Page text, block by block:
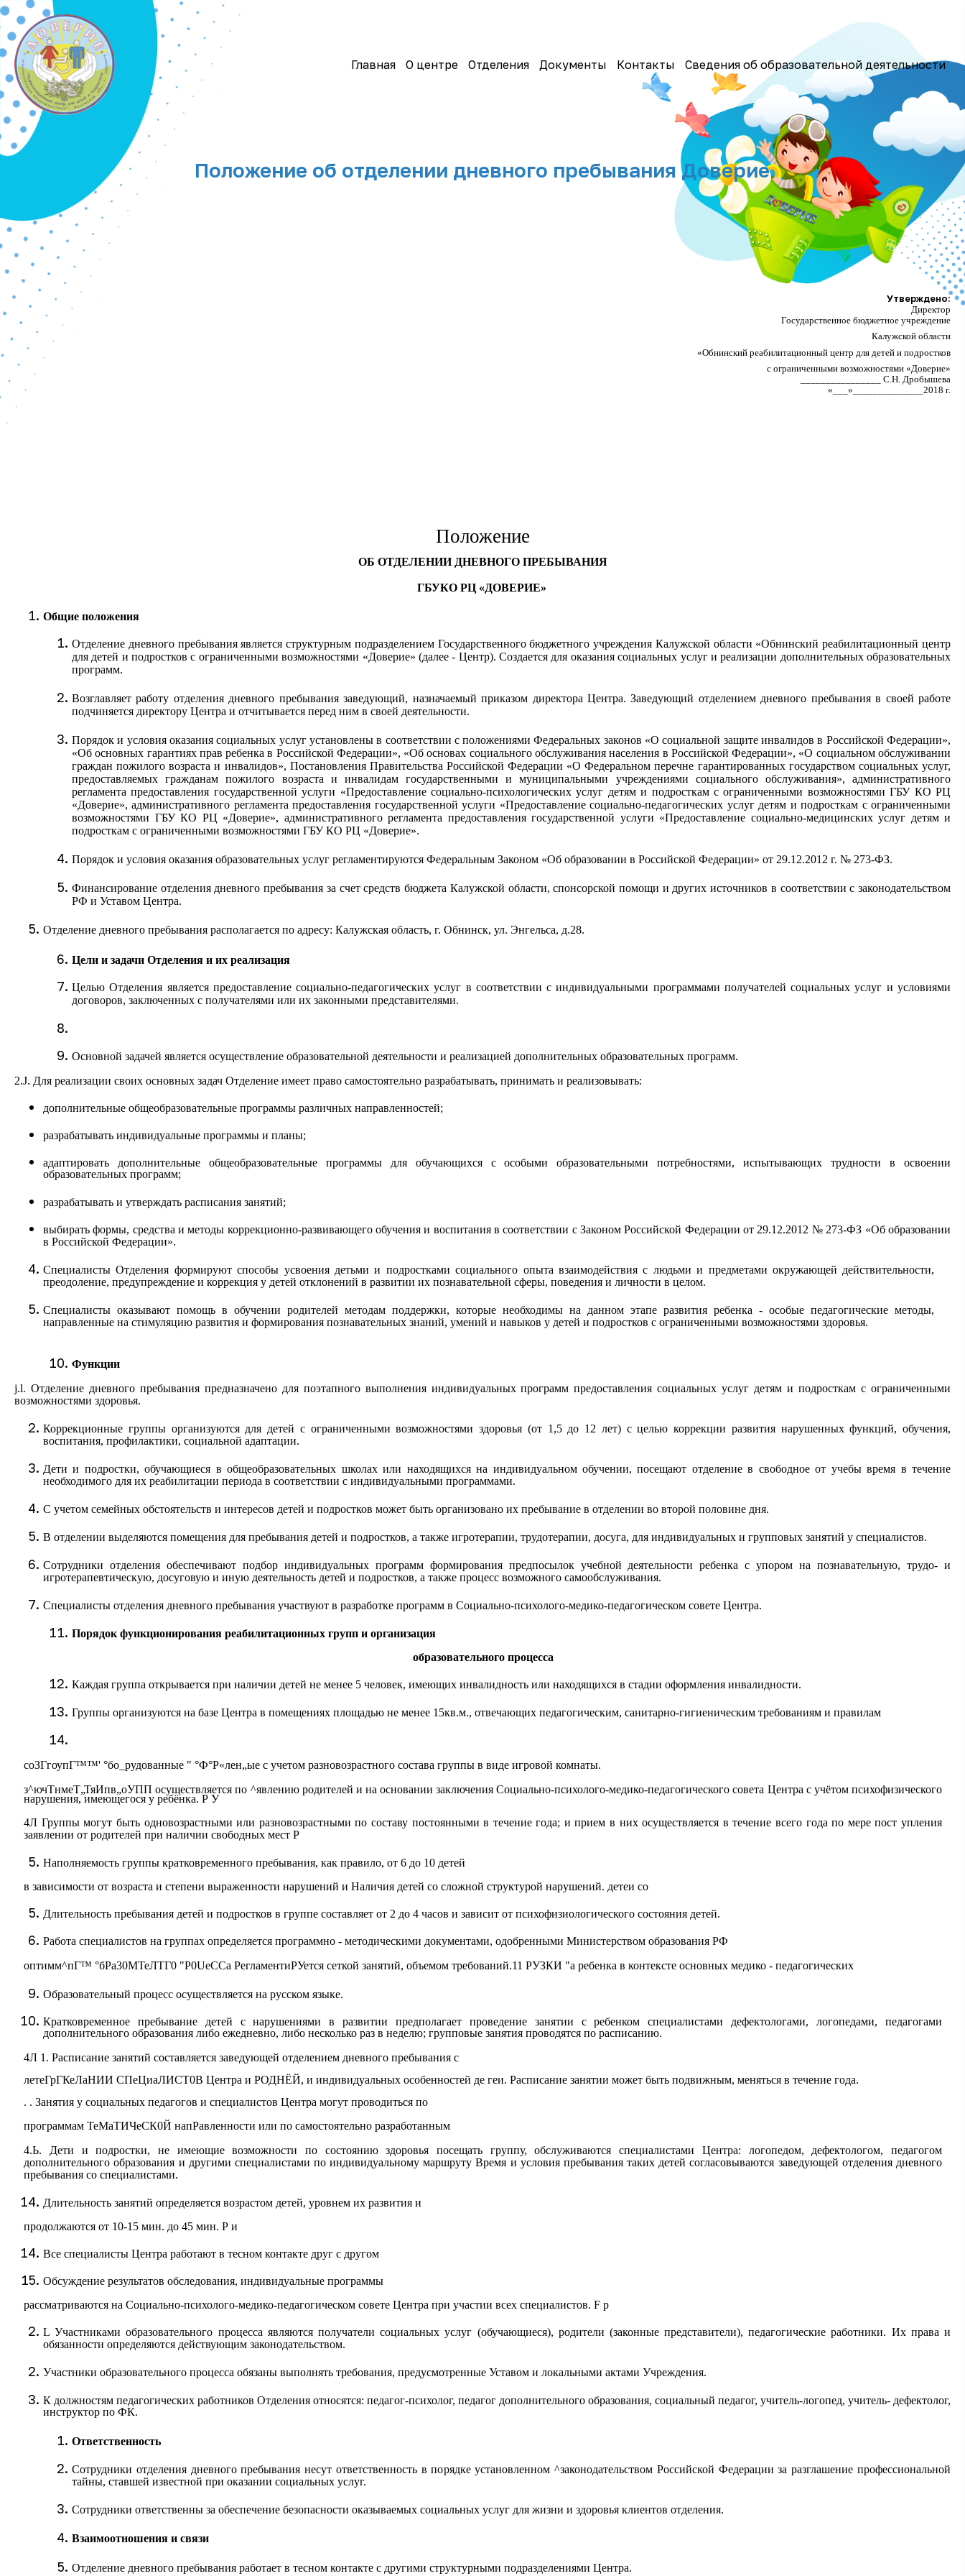
Главная О центре Отделения Документы Контакты Сведения об образовательной деятельности
Положение об отделении дневного пребывания Доверие
Утверждено:
Директор
Государственное бюджетное учреждение
Калужской области
«Обнинский реабилитационный центр для детей и подростков
с ограниченными возможностями «Доверие»
________________ С.Н. Дробышева
«___»______________2018 г.
Положение
ОБ ОТДЕЛЕНИИ ДНЕВНОГО ПРЕБЫВАНИЯ
ГБУКО РЦ «ДОВЕРИЕ»
Общие положения
Отделение дневного пребывания является структурным подразделением Государственного бюджетного учреждения Калужской области «Обнинский реабилитационный центр
для детей и подростков с ограниченными возможностями «Доверие» (далее- Центр). Создается для оказания социальных услуг и реализации дополнительных образовательных
программ.
Возглавляет работу отделения дневного пребывания заведующий, назначаемый приказом директора Центра. Заведующий отделением дневного пребывания в своей работе
подчиняется директору Центра и отчитывается перед ним в своей деятельности.
Порядок и условия оказания социальных услуг установлены в соответствии с положениями Федеральных законов «О социальной защите инвалидов в Российской Федерации»,
«Об основных гарантиях прав ребенка в Российской Федерации», «Об основах социального обслуживания населения в Российской Федерации», «О социальном обслуживании
граждан пожилого возраста и инвалидов», Постановления Правительства Российской Федерации «О Федеральном перечне гарантированных государством социальных услуг,
предоставляемых гражданам пожилого возраста и инвалидам государственными и муниципальными учреждениями социального обслуживания», административного
регламента предоставления государственной услуги «Предоставление социально-психологических услуг детям и подросткам с ограниченными возможностями ГБУ КО РЦ
«Доверие», административного регламента предоставления государственной услуги «Предоставление социально-педагогических услуг детям и подросткам с ограниченными
возможностями ГБУ КО РЦ «Доверие», административного регламента предоставления государственной услуги «Предоставление социально-медицинских услуг детям и
подросткам с ограниченными возможностями ГБУ КО РЦ «Доверие».
Порядок и условия оказания образовательных услуг регламентируются Федеральным Законом «Об образовании в Российской Федерации» от 29.12.2012 г. № 273-ФЗ.
Финансирование отделения дневного пребывания за счет средств бюджета Калужской области, спонсорской помощи и других источников в соответствии с законодательством
РФ и Уставом Центра.
Отделение дневного пребывания располагается по адресу: Калужская область, г. Обнинск, ул. Энгельса, д.28.
Цели и задачи Отделения и их реализация
Целью Отделения является предоставление социально-педагогических услуг в соответствии с индивидуальными программами получателей социальных услуг и условиями
договоров, заключенных с получателями или их законными представителями.
Основной задачей является осуществление образовательной деятельности и реализацией дополнительных образовательных программ.
2.J. Для реализации своих основных задач Отделение имеет право самостоятельно разрабатывать, принимать и реализовывать:
дополнительные общеобразовательные программы различных направленностей;
разрабатывать индивидуальные программы и планы;
адаптировать дополнительные общеобразовательные программы для обучающихся с особыми образовательными потребностями, испытывающих трудности в освоении
образовательных программ;
разрабатывать и утверждать расписания занятий;
выбирать формы, средства и методы коррекционно-развивающего обучения и воспитания в соответствии с Законом Российской Федерации от 29.12.2012 № 273-ФЗ «Об образовании
в Российской Федерации».
Специалисты Отделения формируют способы усвоения детьми и подростками социального опыта взаимодействия с людьми и предметами окружающей действительности,
преодоление, предупреждение и коррекция у детей отклонений в развитии их познавательной сферы, поведения и личности в целом.
Специалисты оказывают помощь в обучении родителей методам поддержки, которые необходимы на данном этапе развития ребенка - особые педагогические методы,
направленные на стимуляцию развития и формирования познавательных знаний, умений и навыков у детей и подростков с ограниченными возможностями здоровья.
Функции
j.l. Отделение дневного пребывания предназначено для поэтапного выполнения индивидуальных программ предоставления социальных услуг детям и подросткам с ограниченными
возможностями здоровья.
Коррекционные группы организуются для детей с ограниченными возможностями здоровья (от 1,5 до 12 лет) с целью коррекции развития нарушенных функций, обучения,
воспитания, профилактики, социальной адаптации.
Дети и подростки, обучающиеся в общеобразовательных школах или находящихся на индивидуальном обучении, посещают отделение в свободное от учебы время в течение
необходимого для их реабилитации периода в соответствии с индивидуальными программами.
С учетом семейных обстоятельств и интересов детей и подростков может быть организовано их пребывание в отделении во второй половине дня.
В отделении выделяются помещения для пребывания детей и подростков, а также игротерапии, трудотерапии, досуга, для индивидуальных и групповых занятий у специалистов.
Сотрудники отделения обеспечивают подбор индивидуальных программ формирования предпосылок учебной деятельности ребенка с упором на познавательную, трудо- и
игротерапевтическую, досуговую и иную деятельность детей и подростков, а также процесс возможного самообслуживания.
Специалисты отделения дневного пребывания участвуют в разработке программ в Социально-психолого-медико-педагогическом совете Центра.
Порядок функционирования реабилитационных групп и организация
образовательного процесса
Каждая группа открывается при наличии детей не менее 5 человек, имеющих инвалидность или находящихся в стадии оформления инвалидности.
Группы организуются на базе Центра в помещениях площадью не менее 15кв.м., отвечающих педагогическим, санитарно-гигиеническим требованиям и правилам
соЗГгоупГ™™' °бо_рудованные " °Ф°Р«лен„ые с учетом разновозрастного состава группы в виде игровой комнаты.
з^ючТнмеТ„ТяИпв„оУПП осуществляется по ^явлению родителей и на основании заключения Социально-психолого-медико-педагогического совета Центра с учётом психофизического
нарушения, имеющегося у ребёнка. Р У
4Л Группы могут быть одновозрастными или разновозрастными по составу постоянными в течение года; и прием в них осуществляется в течение всего года по мере пост упления
заявлении от родителей при наличии свободных мест Р
Наполняемость группы кратковременного пребывания, как правило, от 6 до 10 детей
в зависимости от возраста и степени выраженности нарушений и Наличия детей со сложной структурой нарушений. детеи со
Длительность пребывания детей и подростков в группе составляет от 2 до 4 часов и зависит от психофизиологического состояния детей.
Работа специалистов на группах определяется программно - методическими документами, одобренными Министерством образования РФ
оптимм^пГ™ °бРа30МТеЛТГ0 "P0UeCCaРегламентиРУется сеткой занятий, объемом требований.11 РУЗКИ "а ребенка в контексте основных медико - педагогических
Образовательный процесс осуществляется на русском языке.
Кратковременное пребывание детей с нарушениями в развитии предполагает проведение занятии с ребенком специалистами дефектологами, логопедами, педагогами
дополнительного образования либо ежедневно, либо несколько раз в неделю; групповые занятия проводятся по расписанию.
4Л 1. Расписание занятий составляется заведующей отделением дневного пребывания с
летеГрГКеЛаНИИ СПеЦиаЛИСТ0В Центра и РОДНЁЙ, и индивидуальных особенностей де геи. Расписание занятии может быть подвижным, меняться в течение года.
. . Занятия у социальных педагогов и специалистов Центра могут проводиться по
программам ТеМаТИЧеСК0Й напРавленности или по самостоятельно разработанным
4.Ь. Дети и подростки, не имеющие возможности по состоянию здоровья посещать группу, обслуживаются специалистами Центра: логопедом, дефектологом, педагогом
дополнительного образования и другими специалистами по индивидуальному маршруту Время и условия пребывания таких детей согласовываются заведующей отделения дневного
пребывания со специалистами.
Длительность занятий определяется возрастом детей, уровнем их развития и
продолжаются от 10-15 мин. до 45 мин. Р и
Все специалисты Центра работают в тесном контакте друг с другом
Обсуждение результатов обследования, индивидуальные программы
рассматриваются на Социально-психолого-медико-педагогическом совете Центра при участии всех специалистов.Fр
LУчастниками образовательного процесса являются получатели социальных услуг (обучающиеся), родители (законные представители), педагогические работники. Их права и
обязанности определяются действующим законодательством.
Участники образовательного процесса обязаны выполнять требования, предусмотренные Уставом и локальными актами Учреждения.
К должностям педагогических работников Отделения относятся: педагог-психолог, педагог дополнительного образования, социальный педагог, учитель-логопед, учитель- дефектолог,
инструктор по ФК.
Ответственность
Сотрудники отделения дневного пребывания несут ответственность в порядке установленном ^законодательством Российской Федерации за разглашение профессиональной
тайны, ставшей известной при оказании социальных услуг.
Сотрудники ответственны за обеспечение безопасности оказываемых социальных услуг для жизни и здоровья клиентов отделения.
Взаимоотношения и связи
Отделение дневного пребывания работает в тесном контакте с другими структурными подразделениями Центра.